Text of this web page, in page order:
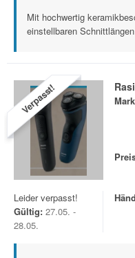
Mit hochwertig
einstellbaren
Verpasst!
Leider verpasst!
Gültig: 27.05. -
28.05.